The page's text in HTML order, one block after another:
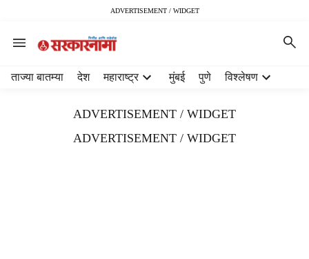
ADVERTISEMENT / WIDGET
ताज्या बातम्या देश महाराष्ट्र मुंबई पुणे विश्लेषण
ADVERTISEMENT / WIDGET
ADVERTISEMENT / WIDGET